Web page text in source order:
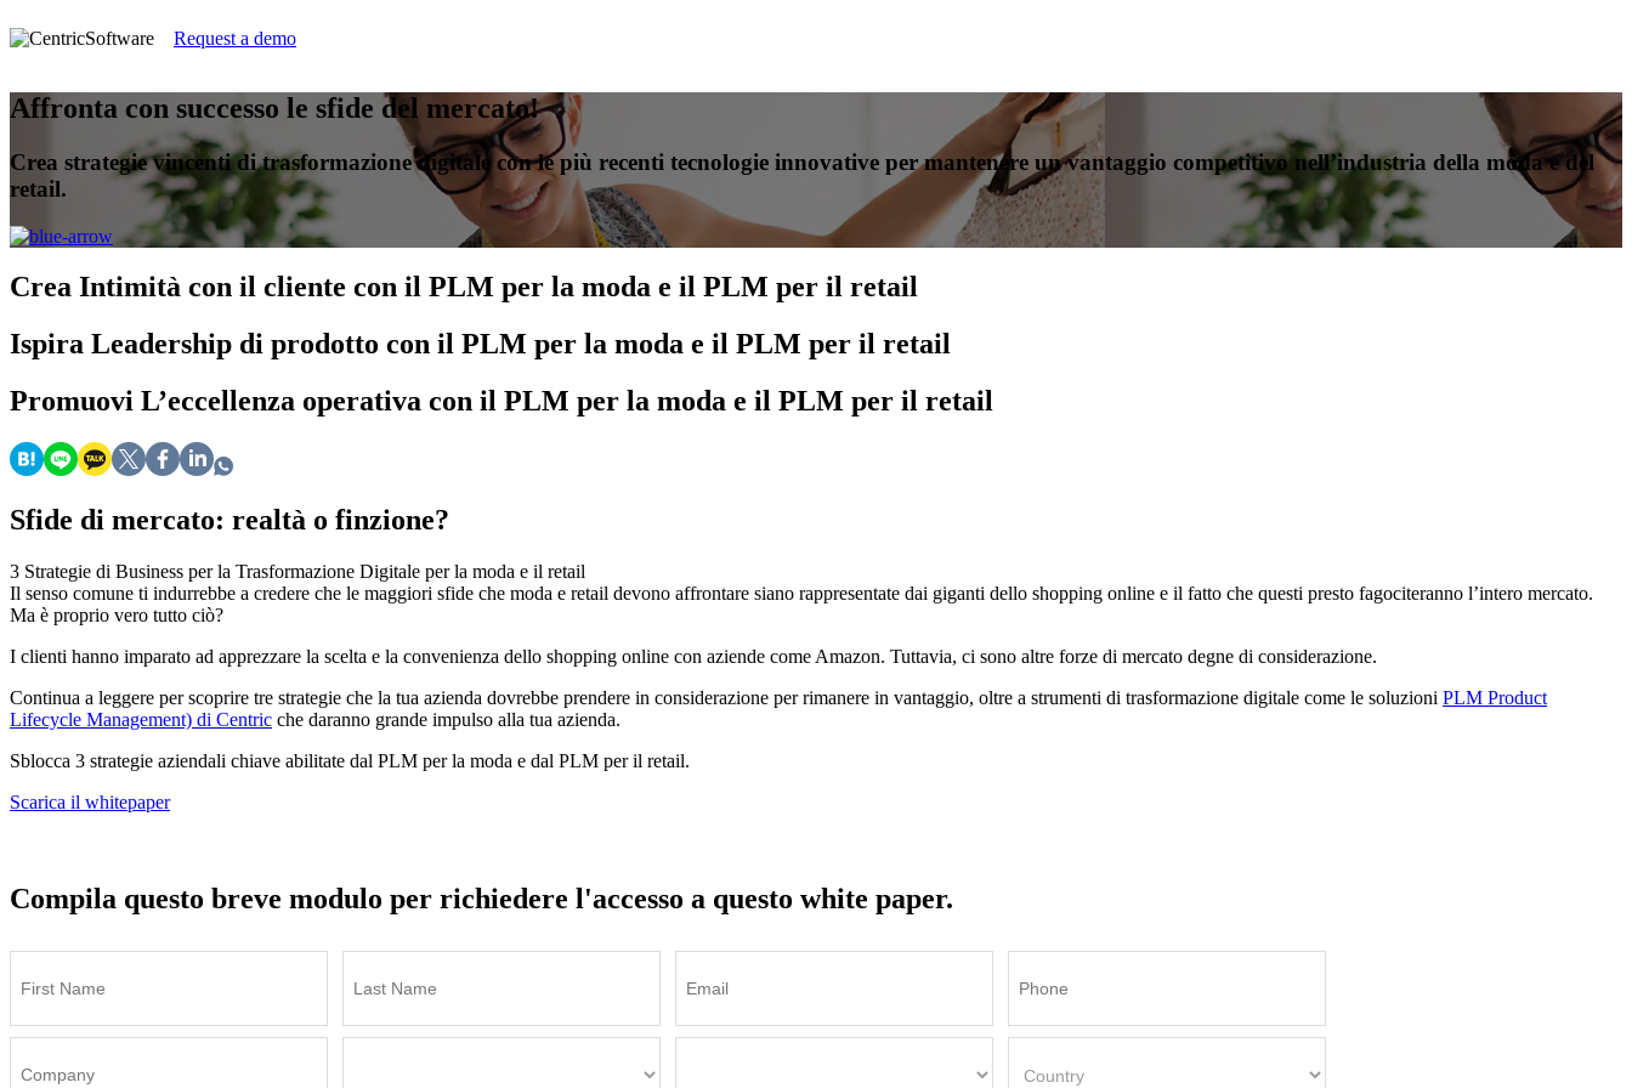
Request a demo
Affronta con successo le sfide del mercato!
Crea strategie vincenti di trasformazione digitale con le più recenti tecnologie innovative per mantenere un vantaggio competitivo nell’industria della moda e del
retail.
Crea Intimità con il cliente con il PLM per la moda e il PLM per il retail
Ispira Leadership di prodotto con il PLM per la moda e il PLM per il retail
Promuovi L’eccellenza operativa con il PLM per la moda e il PLM per il retail
Sfide di mercato: realtà o finzione?
3 Strategie di Business per la Trasformazione Digitale per la moda e il retail
Il senso comune ti indurrebbe a credere che le maggiori sfide che moda e retail devono affrontare siano rappresentate dai giganti dello shopping online e il fatto che questi presto fagociteranno l’intero mercato.
Ma è proprio vero tutto ciò?
I clienti hanno imparato ad apprezzare la scelta e la convenienza dello shopping online con aziende come Amazon. Tuttavia, ci sono altre forze di mercato degne di considerazione.
Continua a leggere per scoprire tre strategie che la tua azienda dovrebbe prendere in considerazione per rimanere in vantaggio, oltre a strumenti di trasformazione digitale come le soluzioni PLM Product
Lifecycle Management) di Centric che daranno grande impulso alla tua azienda.
Sblocca 3 strategie aziendali chiave abilitate dal PLM per la moda e dal PLM per il retail.
Scarica il whitepaper
Compila questo breve modulo per richiedere l'accesso a questo white paper.